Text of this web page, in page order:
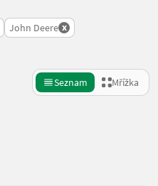
John Deere x
Seznam Mřížka